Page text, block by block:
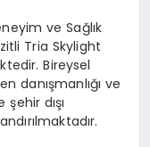
ve Sağlık
Tria Skylight
Bireysel
danışmanlığı ve
dışı